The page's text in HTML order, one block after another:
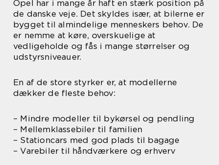
Opel har i mange år haft en stærk position på
de danske veje. Det skyldes især, at bilerne er
bygget til almindelige menneskers behov. De
er nemme at køre, overskuelige at
vedligeholde og fås i mange størrelser og
udstyrsniveauer.
En af de store styrker er, at modellerne
dækker de fleste behov:
– Mindre modeller til bykørsel og pendling
– Mellemklassebiler til familien
– Stationcars med god plads til bagage
– Varebiler til håndværkere og erhverv